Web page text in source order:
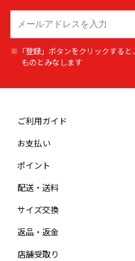
※「登録」ボタンをクリックすると、
ものとみなします
ご利用ガイド
お支払い
ポイント
配送・送料
サイズ交換
返品・返金
店舗受取り